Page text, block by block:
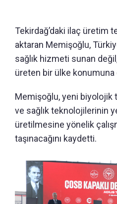
Tekirdağ’daki ilaç üretim
aktaran Memişoğlu,
sağlık hizmeti sunan
üreten bir ülke
Memişoğlu, yeni
ve sağlık teknolojilerinin
üretilmesine yönelik
taşınacağını kaydetti.